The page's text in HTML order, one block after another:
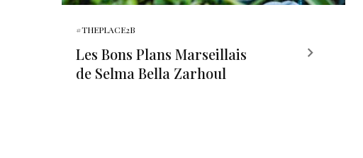
#THEPLACE2B
Les Bons Plans Marseillais
de Selma Bella Zarhoul